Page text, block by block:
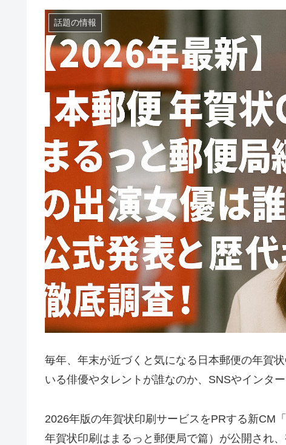
話題の情報
毎年、年末が近づくと気になる日本郵便の年賀
いる俳優やタレントが誰なのか、SNSやインタ
2026年版の年賀状印刷サービスをPRする新CM
年賀状印刷はまるっと郵便局で篇）が公開され